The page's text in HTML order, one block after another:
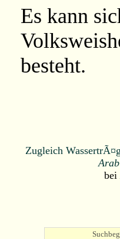
Es kann
besteht.
Zugleich
bei